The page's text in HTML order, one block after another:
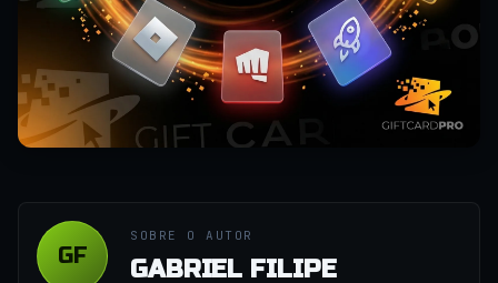
GF
SOBRE O AUTOR
GABRIEL FILIPE